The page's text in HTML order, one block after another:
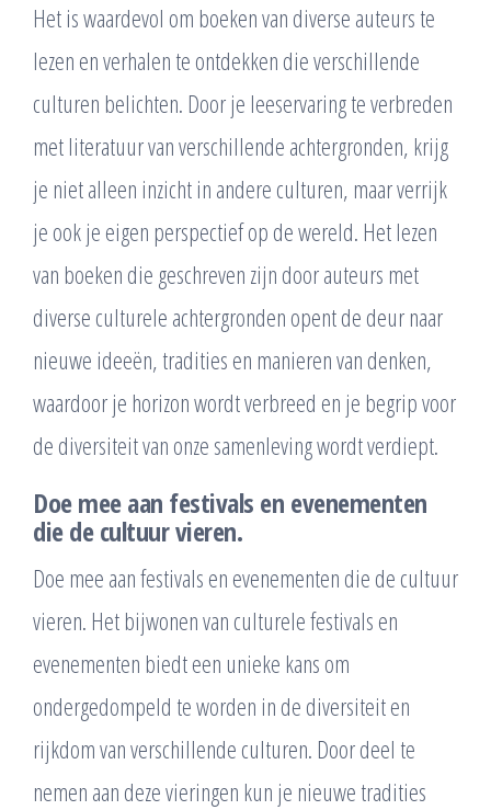
Het is waardevol om boeken van diverse auteurs te
lezen en verhalen te ontdekken die verschillende
culturen belichten. Door je leeservaring te verbreden
met literatuur van verschillende achtergronden, krijg
je niet alleen inzicht in andere culturen, maar verrijk
je ook je eigen perspectief op de wereld. Het lezen
van boeken die geschreven zijn door auteurs met
diverse culturele achtergronden opent de deur naar
nieuwe ideeën, tradities en manieren van denken,
waardoor je horizon wordt verbreed en je begrip voor
de diversiteit van onze samenleving wordt verdiept.
Doe mee aan festivals en evenementen
die de cultuur vieren.
Doe mee aan festivals en evenementen die de cultuur
vieren. Het bijwonen van culturele festivals en
evenementen biedt een unieke kans om
ondergedompeld te worden in de diversiteit en
rijkdom van verschillende culturen. Door deel te
nemen aan deze vieringen kun je nieuwe tradities